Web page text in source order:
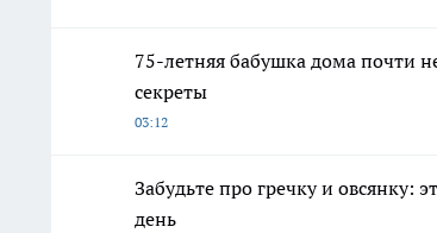
75-летняя бабушка дома почти
секреты
03:12
Забудьте про гречку и овсянку:
день